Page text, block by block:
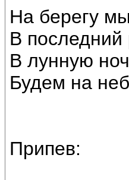
На берегу
В
В лунную
Будем на
Припев: